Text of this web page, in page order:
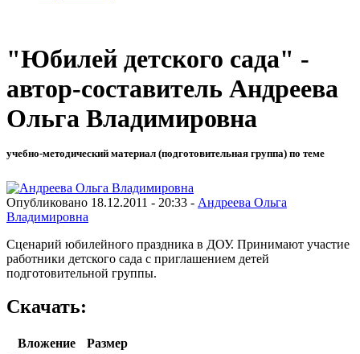
"Юбилей детского сада" -
автор-составитель Андреева
Ольга Владимировна
учебно-методический материал (подготовительная группа) по теме
Опубликовано 18.12.2011 - 20:33 - Андреева Ольга
Владимировна
Сценарий юбилейного праздника в ДОУ. Принимают участие
работники детского сада с приглашением детей
подготовительной группы.
Скачать:
Вложение
Размер